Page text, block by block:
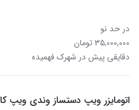
در حد نو
۳۵,۰۰۰,۰۰۰ تومان
دقایقی پیش در شهرک فهمیده
اتومایزر ویپ دستساز وندی ویپ کانگرتچ